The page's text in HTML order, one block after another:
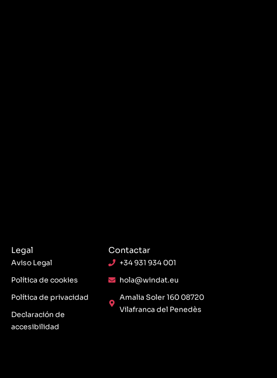
Legal
Aviso Legal
Política de cookies
Política de privacidad
Declaración de
accesibilidad
Contactar
+34 931 934 001
hola@windat.eu
Amalia Soler 160 08720
Vilafranca del Penedès